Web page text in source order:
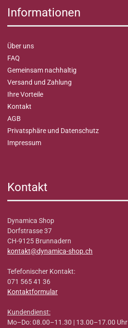
Informationen
Über uns
FAQ
Gemeinsam nachhaltig
Versand und Zahlung
Ihre Vorteile
Kontakt
AGB
Privatsphäre und Datenschutz
Impressum
Kontakt
Dynamica Shop
Dorfstrasse 37
CH-9125 Brunnadern
kontakt@dynamica-shop.ch
Tefefonischer Kontakt:
071 565 41 36
Kontaktformular
Kundendienst:
Mo–Do: 08.00–11.30 | 13.00–17.00 Uhr